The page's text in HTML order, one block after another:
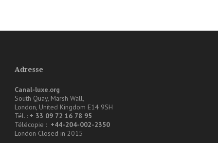
Adresse
Canal-luxe.org
South Quay, Marsh Wall,
London, United Kingdom E14 9SH
Tél. : + 33 09 72 16 78 95
Télécopie : +44-204-002-2350
London Closed in 2015